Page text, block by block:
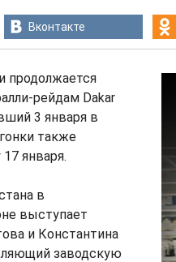
Вконтакте
продолжается
рейдам Dakar
3 января в
также
января.
в
выступает
и Константина
заводскую